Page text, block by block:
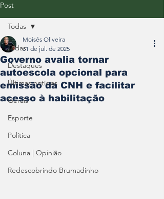
Post
Todas
Destaques
Últimas notícias
Gerais
Esporte
Política
Coluna | Opinião
Redescobrindo Brumadinho
Todas
Governo avalia tornar
autoescola opcional para
emissão da CNH e facilitar
acesso à habilitação
Moisés Oliveira
31 de jul. de 2025